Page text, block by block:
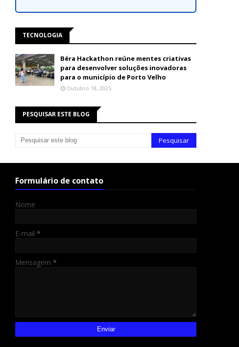
TECNOLOGIA
Béra Hackathon reúne mentes criativas
para desenvolver soluções inovadoras
para o município de Porto Velho
Outubro 18, 2025
PESQUISAR ESTE BLOG
Formulário de contato
Nome
E-mail *
Mensagem *